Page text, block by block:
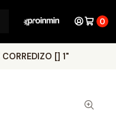
0
CORREDIZO [] 1"